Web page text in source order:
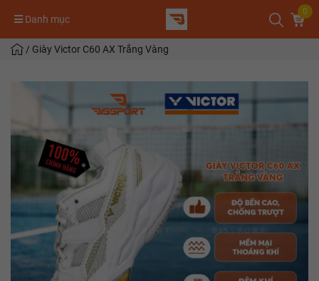
Danh mục
0
/ Giày Victor C60 AX Trắng Vàng